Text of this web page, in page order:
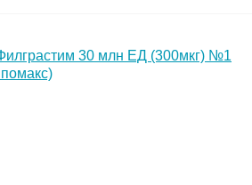
30 млн ЕД (300мкг) №1